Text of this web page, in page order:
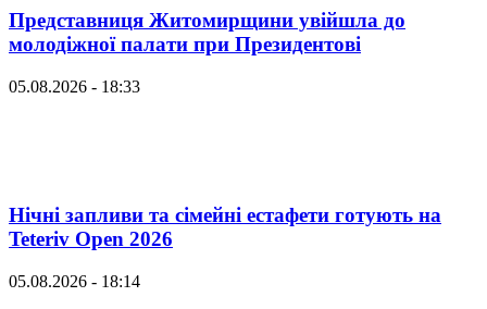
Представниця Житомирщини увійшла до
молодіжної палати при Президентові
05.08.2026 - 18:33
Нічні запливи та сімейні естафети готують на
Teteriv Open 2026
05.08.2026 - 18:14